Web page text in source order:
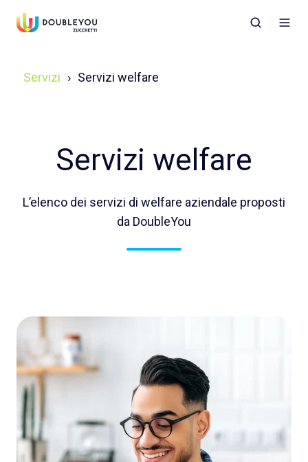
Servizi Servizi welfare
Servizi welfare
L’elenco dei servizi di welfare aziendale proposti
da DoubleYou